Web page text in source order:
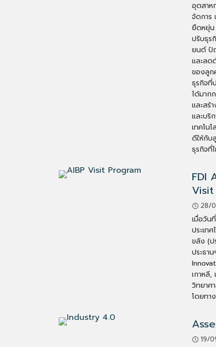
อุตสาห
จัดการ
ยืดหยุ่น
ปรับธุร
ยนต์ ปั
และลด
ของลูก
ธุรกิจที่
ได้มาก
และสร้
และบริ
เทคโน
ดีให้กับ
ธุรกิจที่
FDI
28/
เมื่อวัน
ประเท
ขลัง (
ประธา
เกาหลี
วิทยาศ
โดยทา
19/